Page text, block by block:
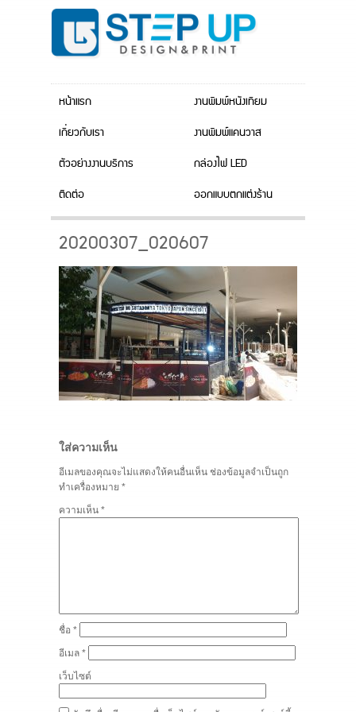
หน้าแรก
เกี่ยวกับเรา
ตัวอย่างงานบริการ
ติดต่อ
งานพิมพ์หนังเทียม
งานพิมพ์แคนวาส
กล่องไฟ LED
ออกแบบตกแต่งร้าน
20200307_020607
ใส่ความเห็น
อีเมลของคุณจะไม่แสดงให้คนอื่นเห็น ช่องข้อมูลจำเป็นถูก
ทำเครื่องหมาย *
ความเห็น *
ชื่อ *
อีเมล *
เว็บไซต์